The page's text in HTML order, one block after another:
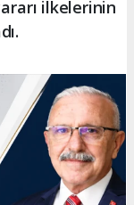
ilkelerinin